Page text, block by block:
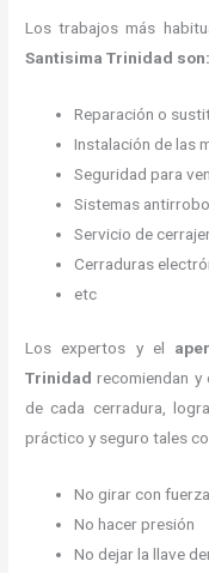
Los trabajos más
Santisima Trinidad son:
Reparación o
Instalación de las
Seguridad para
Sistemas
Servicio de
Cerraduras
etc
Los expertos y el
Trinidad recomiendan y
de cada cerradura,
práctico y seguro tales
No girar con
No hacer presión
No dejar la llave